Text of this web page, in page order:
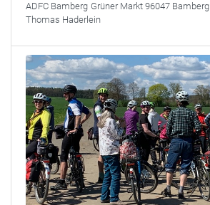
ADFC Bamberg Grüner Markt 96047 Bamberg
Thomas Haderlein